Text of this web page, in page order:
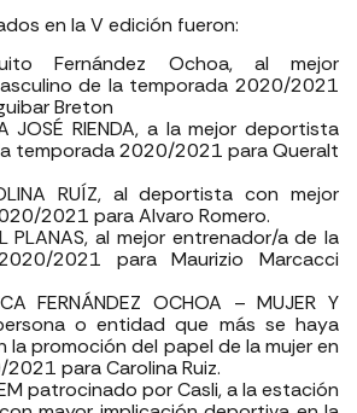
en la V edición fueron:
Fernández Ochoa, al mejor
de la temporada 2020/2021
Breton
JOSÉ RIENDA, a la mejor deportista
temporada 2020/2021 para Queralt
RUÍZ, al deportista con mejor
2021 para Alvaro Romero.
PLANAS, al mejor entrenador/a de la
2021 para Maurizio Marcacci
FERNÁNDEZ OCHOA – MUJER Y
o entidad que más se haya
la promoción del papel de la mujer en
para Carolina Ruiz.
patrocinado por Casli, a la estación